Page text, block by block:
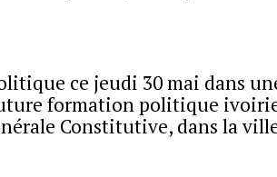
ce jeudi 30 mai dans
formation politique
Constitutive, dans la